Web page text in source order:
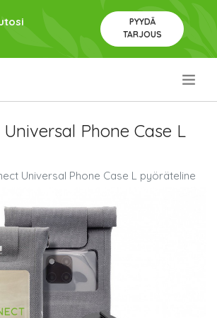
PYYDÄ
TARJOUS
Phone Case L
Universal Phone Case L pyöräteline